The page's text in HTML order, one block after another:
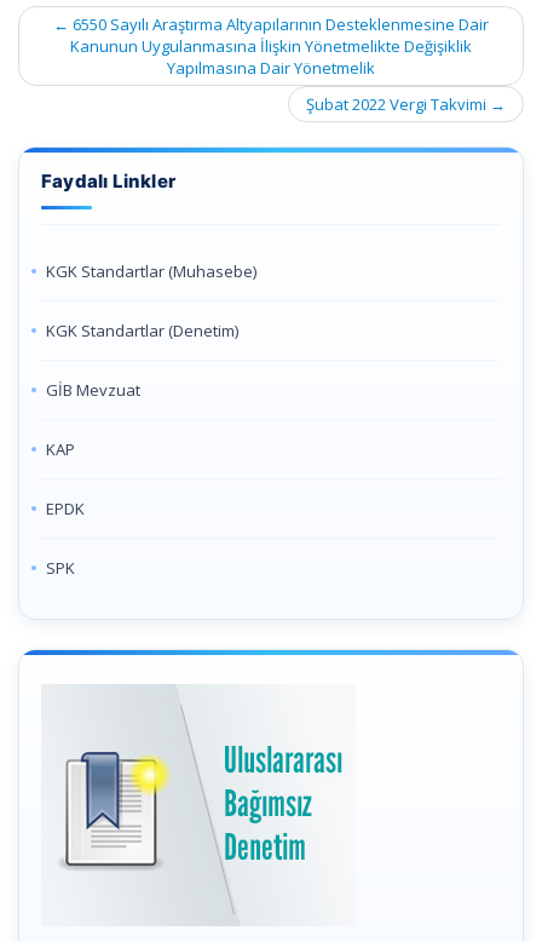
Post
navigation
← 6550 Sayılı Araştırma Altyapılarının Desteklenmesine Dair
Kanunun Uygulanmasına İlişkin Yönetmelikte Değişiklik
Yapılmasına Dair Yönetmelik
Şubat 2022 Vergi Takvimi →
Faydalı Linkler
KGK Standartlar (Muhasebe)
KGK Standartlar (Denetim)
GİB Mevzuat
KAP
EPDK
SPK